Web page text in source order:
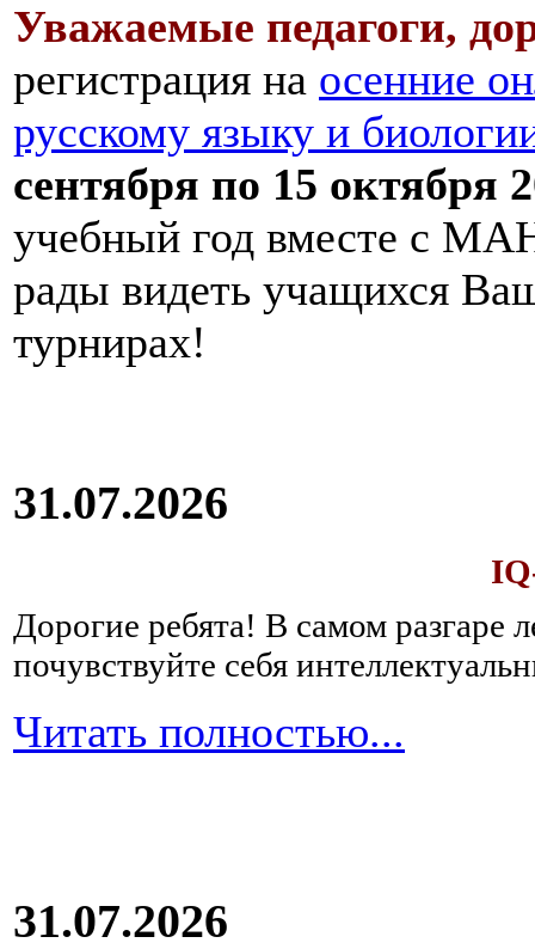
Уважаемые педагоги,
регистрация на осенние
русскому языку и
сентября по 15 октября
учебный год вместе с
рады видеть учащихся
турнирах!
31.07.2026
Дорогие ребята! В самом разгаре
почувствуйте себя
Читать полностью...
31.07.2026